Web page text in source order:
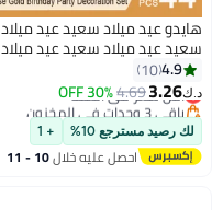
هايدو عيد ميلاد سعيد عيد ميلاد
سعيد عيد ميلاد سعيد عيد ميلاد
سعيد
4.9
10
د.ك‏3.26
4.69
30% OFF
#34 في بالونات
أقل سعر في السنة
باقي 3 وحدات في المخزون
#34 في بالونات
لك رصيد مسترجع 10% + 1
احصل عليه خلال 10 - 11
اغسطس